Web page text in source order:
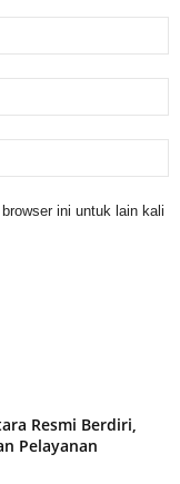
ini untuk lain kali
Resmi Berdiri,
Pelayanan